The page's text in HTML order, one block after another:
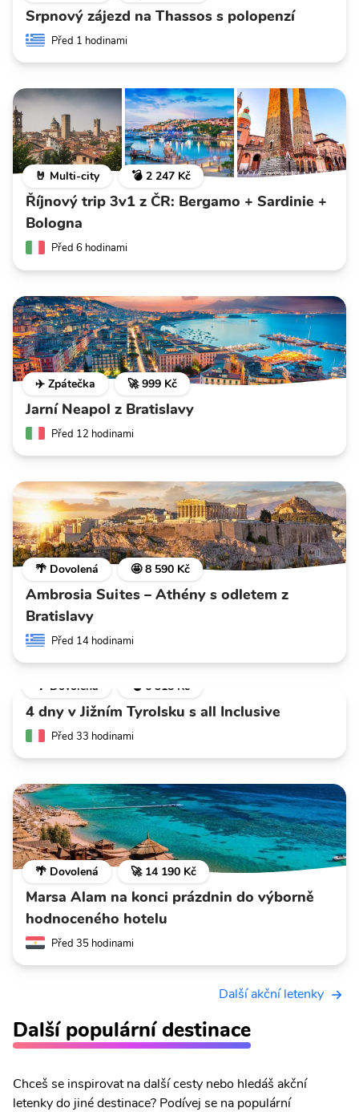
Srpnový zájezd na Thassos s polopenzí
Před 1 hodinami
🤘 Multi-city 💣 2 247 Kč
Říjnový trip 3v1 z ČR: Bergamo + Sardinie +
Bologna
Před 6 hodinami
✈️ Zpátečka 🚀 999 Kč
Jarní Neapol z Bratislavy
Před 12 hodinami
🌴 Dovolená 🤩 8 590 Kč
Ambrosia Suites – Athény s odletem z
Bratislavy
Před 14 hodinami
🌴 Dovolená 💣 6 318 Kč
4 dny v Jižním Tyrolsku s all Inclusive
Před 33 hodinami
🌴 Dovolená 🚀 14 190 Kč
Marsa Alam na konci prázdnin do výborně
hodnoceného hotelu
Před 35 hodinami
Další akční letenky
Další populární destinace
Chceš se inspirovat na další cesty nebo hledáš akční
letenky do jiné destinace? Podívej se na populární